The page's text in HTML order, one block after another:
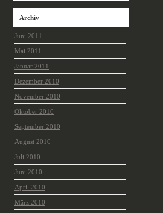
Archiv
Juni 2011
Mai 2011
Januar 2011
Dezember 2010
November 2010
Oktober 2010
September 2010
August 2010
Juli 2010
Juni 2010
April 2010
März 2010